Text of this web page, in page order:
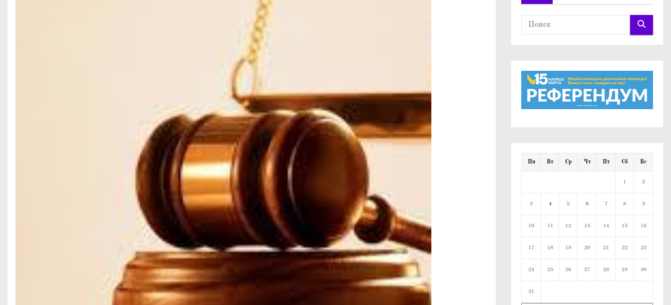
Пн Вт Ср Чт Пт Сб Вс
1 2
3 4 5 6 7 8 9
10 11 12 13 14 15 16
17 18 19 20 21 22 23
24 25 26 27 28 29 30
31